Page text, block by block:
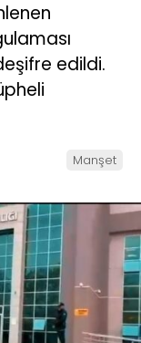
edildi.
Manşet